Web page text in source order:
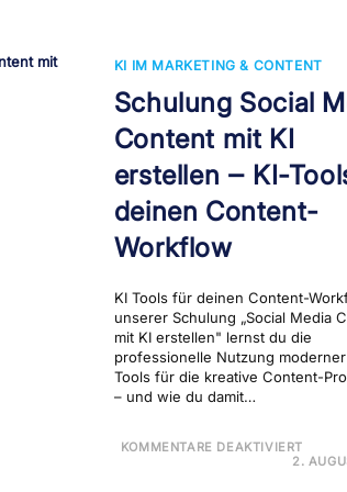
KI IM MARKETING & CONTENT
Schulung Social
Content mit KI
erstellen ‒ KI-
deinen Content-
Workflow
KI Tools für deinen Content-
unserer Schulung „Social Media
mit KI erstellen" lernst du die
professionelle Nutzung
Tools für die kreative Content-
– und wie du damit…
KOMMENTARE DEAKTIVIERTFÜR
2.